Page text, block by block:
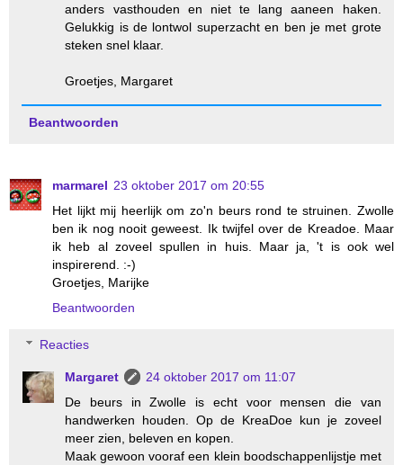
anders vasthouden en niet te lang aaneen haken.
Gelukkig is de lontwol superzacht en ben je met grote
steken snel klaar.
Groetjes, Margaret
Beantwoorden
marmarel 23 oktober 2017 om 20:55
Het lijkt mij heerlijk om zo'n beurs rond te struinen. Zwolle
ben ik nog nooit geweest. Ik twijfel over de Kreadoe. Maar
ik heb al zoveel spullen in huis. Maar ja, 't is ook wel
inspirerend. :-)
Groetjes, Marijke
Beantwoorden
Reacties
Margaret
24 oktober 2017 om 11:07
De beurs in Zwolle is echt voor mensen die van
handwerken houden. Op de KreaDoe kun je zoveel
meer zien, beleven en kopen.
Maak gewoon vooraf een klein boodschappenlijstje met